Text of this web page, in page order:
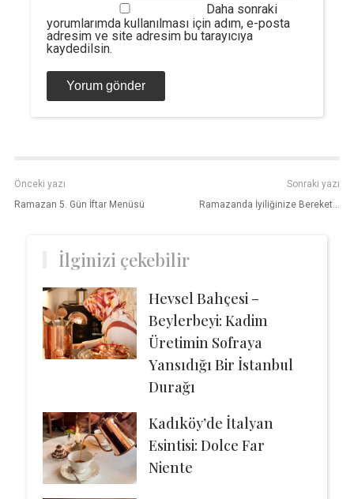
Daha sonraki
yorumlarımda kullanılması için adım, e-posta
adresim ve site adresim bu tarayıcıya
kaydedilsin.
Önceki yazı
Ramazan 5. Gün İftar Menüsü
Sonraki yazı
Ramazanda İyiliğinize Bereket…
İlginizi çekebilir
Hevsel Bahçesi –
Beylerbeyi: Kadim
Üretimin Sofraya
Yansıdığı Bir İstanbul
Durağı
Kadıköy’de İtalyan
Esintisi: Dolce Far
Niente